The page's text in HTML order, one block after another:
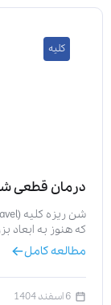
کلیه
درمان قطعی
که هنوز به ابعاد
مطالعه کامل
6 اسفند 1404